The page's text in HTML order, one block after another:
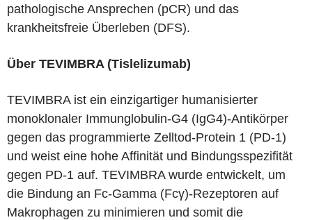
pathologische Ansprechen (pCR) und das
krankheitsfreie Überleben (DFS).
Über TEVIMBRA (Tislelizumab)
TEVIMBRA ist ein einzigartiger humanisierter
monoklonaler Immunglobulin-G4 (IgG4)-Antikörper
gegen das programmierte Zelltod-Protein 1 (PD-1)
und weist eine hohe Affinität und Bindungsspezifität
gegen PD-1 auf. TEVIMBRA wurde entwickelt, um
die Bindung an Fc-Gamma (Fcγ)-Rezeptoren auf
Makrophagen zu minimieren und somit die